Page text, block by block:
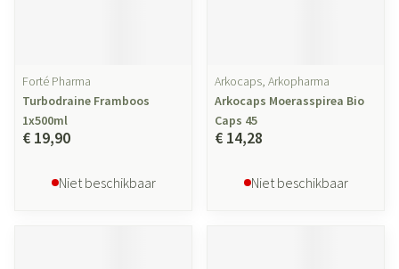
Forté Pharma
Turbodraine Framboos
1x500ml
€ 19,90
Niet beschikbaar
Arkocaps, Arkopharma
Arkocaps Moerasspirea Bio
Caps 45
€ 14,28
Niet beschikbaar